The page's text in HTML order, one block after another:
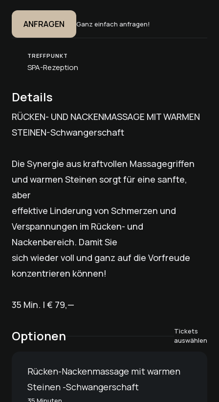
ANFRAGEN Ganz einfach anfragen!
TREFFPUNKT
SPA-Rezeption
Details
RÜCKEN- UND NACKENMASSAGE MIT WARMEN
STEINEN-Schwangerschaft
Die Synergie aus kraftvollen Massagegriffen
und warmen Steinen sorgt für eine sanfte,
aber
effektive Linderung von Schmerzen und
Verspannungen im Rücken- und
Nackenbereich. Damit Sie
sich wieder voll und ganz auf die Vorfreude
konzentrieren können!
35 Min. | € 79,—
Optionen
Tickets
auswählen
Rücken-Nackenmassage mit warmen
Steinen -Schwangerschaft